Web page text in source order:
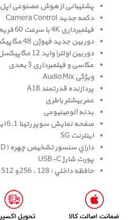
پشتیبانی از هوش مصنوعی اپل
دکمه جدید Camera Control
فیلمبرداری 4K با سرعت 60 فریم بر ثانیه
دوربین جدید فیوژن 48 مگاپیکسل
دوربین اولترا واید 12 مگاپیکسل
عکاسی و فیلمبرداری 3 بعدی
ویژگی Audio Mix
پردازنده قدرتمند A18
عمر بیشتر باطری
بدنه آلومینیومی
صفحه نمايش سوپر رتينا 6.1 اينچ
اینترنت 5G
داراي سنسور تشخيص چهره (Face ID)
پورت شارژ USB-C
حافظه داخلي : 128 ، 256 و 512 گيگابايت